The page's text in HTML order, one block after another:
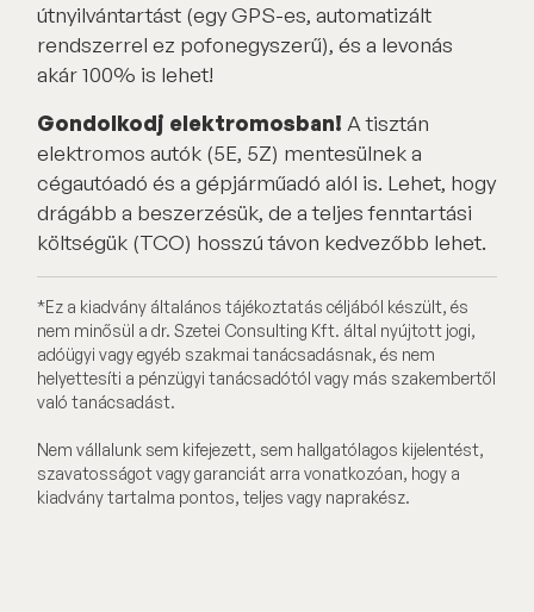
útnyilvántartást (egy GPS-es, automatizált
rendszerrel ez pofonegyszerű), és a levonás
akár 100% is lehet!
Gondolkodj elektromosban! A tisztán
elektromos autók (5E, 5Z) mentesülnek a
cégautóadó és a gépjárműadó alól is. Lehet, hogy
drágább a beszerzésük, de a teljes fenntartási
költségük (TCO) hosszú távon kedvezőbb lehet.
*Ez a kiadvány általános tájékoztatás céljából készült, és
nem minősül a dr. Szetei Consulting Kft. által nyújtott jogi,
adóügyi vagy egyéb szakmai tanácsadásnak, és nem
helyettesíti a pénzügyi tanácsadótól vagy más szakembertől
való tanácsadást.
Nem vállalunk sem kifejezett, sem hallgatólagos kijelentést,
szavatosságot vagy garanciát arra vonatkozóan, hogy a
kiadvány tartalma pontos, teljes vagy naprakész.